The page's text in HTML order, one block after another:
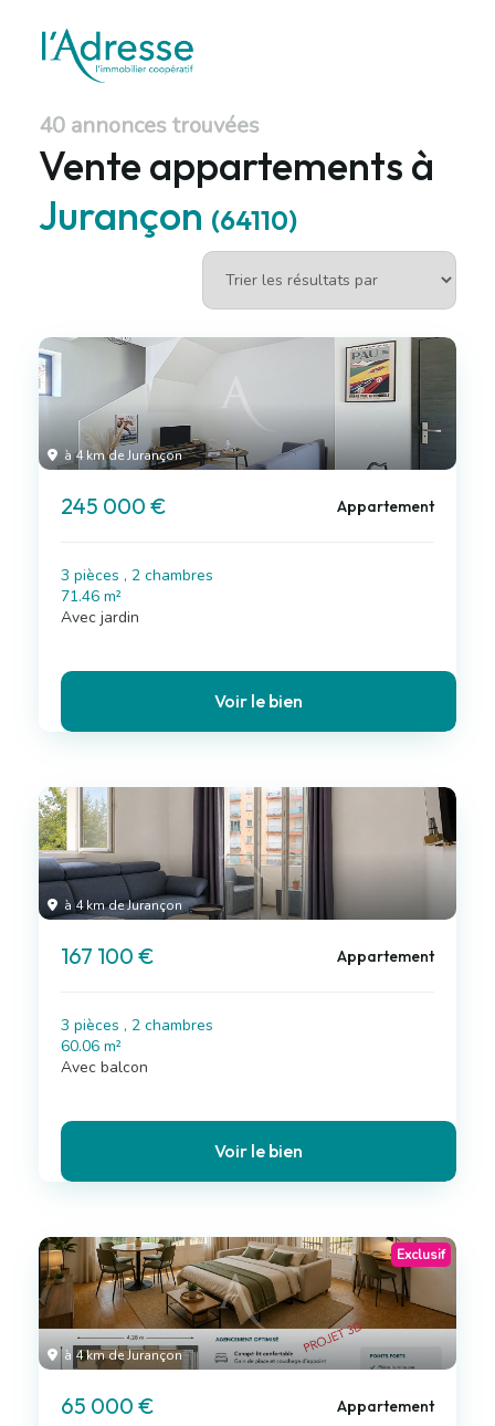
40 annonces trouvées
Vente appartements à
Jurançon (64110)
à 4 km de Jurançon
245 000 € Appartement
3 pièces , 2 chambres
71.46 m²
Avec jardin
Voir le bien
à 4 km de Jurançon
167 100 € Appartement
3 pièces , 2 chambres
60.06 m²
Avec balcon
Voir le bien
à 4 km de Jurançon
Exclusif
65 000 € Appartement